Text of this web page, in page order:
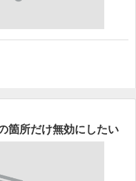
所だけ無効にしたい